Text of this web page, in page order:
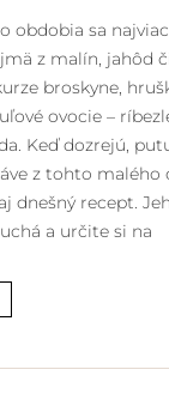
obdobia sa
z malín, jahôd
broskyne,
ovocie –
Keď dozrejú,
z tohto malého
dnešný recept.
a určite si na